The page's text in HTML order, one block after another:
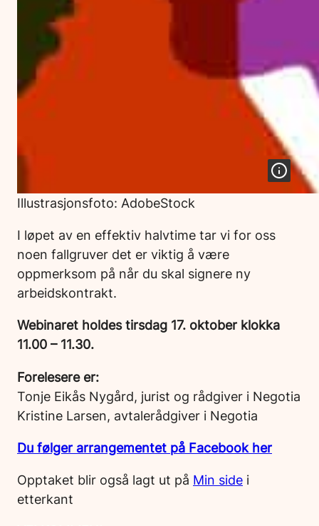
Illustrasjonsfoto: AdobeStock
I løpet av en effektiv halvtime tar vi for oss
noen fallgruver det er viktig å være
oppmerksom på når du skal signere ny
arbeidskontrakt.
Webinaret holdes tirsdag 17. oktober klokka
11.00 – 11.30.
Forelesere er:
Tonje Eikås Nygård, jurist og rådgiver i Negotia
Kristine Larsen, avtalerådgiver i Negotia
Du følger arrangementet på Facebook her
Opptaket blir også lagt ut på Min side i
etterkant